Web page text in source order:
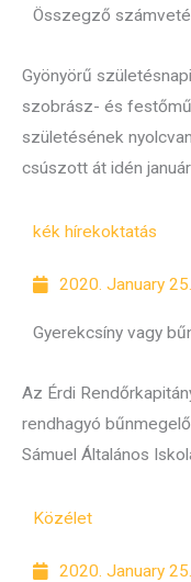
Összegző
Gyönyörű
szobrász- és
születésének
csúszott át idén
kék hírekoktatás
2020. January
Gyerekcsíny vagy
Az Érdi
rendhagyó
Sámuel Általános
Közélet
2020. January